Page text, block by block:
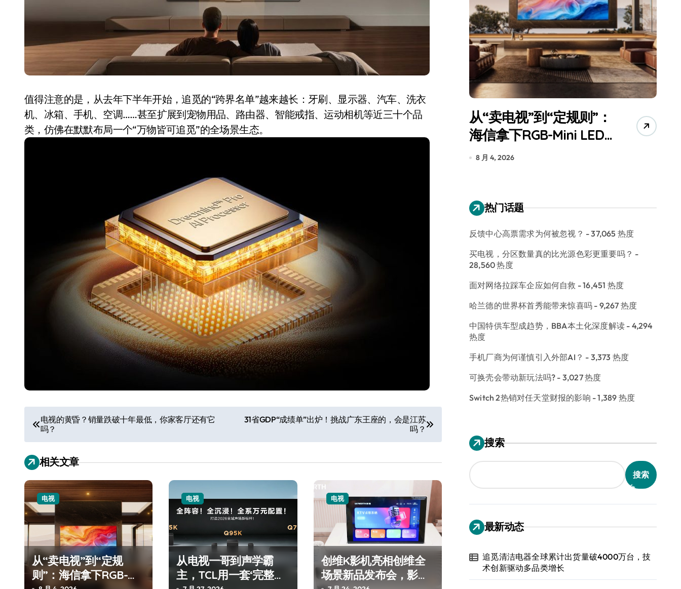
值得注意的是，从去年下半年开始，追觅的“跨界名单”越来越长：牙刷、显示器、汽车、洗衣
机、冰箱、手机、空调……甚至扩展到宠物用品、路由器、智能戒指、运动相机等近三十个品
类，仿佛在默默布局一个“万物皆可追觅”的全场景生态。
文
章
导
航
电视的黄昏？销量跌破十年最低，你家客厅还有它
吗？
31省GDP“成绩单”出炉！挑战广东王座的，会是江苏
吗？
相关文章
电视
从“卖电视”到“定规
则”：海信拿下RGB-
电视
从电视一哥到声学霸
主，TCL用一套‘完整体
电视
创维K影机亮相创维全
场景新品发布会，影音
从电视一哥到声学霸主，
TCL用一套‘完整体系’砸
追觅清洁电器全球累计出
货量破4000万台，技术
从“卖电视”到“定规则”：
海信拿下RGB-Mini LED
全球话语权
8 月 4, 2026
热门话题
反馈中心高票需求为何被忽视？ - 37,065 热度
买电视，分区数量真的比光源色彩更重要吗？ -
28,560 热度
面对网络拉踩车企应如何自救 - 16,451 热度
哈兰德的世界杯首秀能带来惊喜吗 - 9,267 热度
中国特供车型成趋势，BBA本土化深度解读 - 4,294
热度
手机厂商为何谨慎引入外部AI？ - 3,373 热度
可换壳会带动新玩法吗? - 3,027 热度
Switch 2热销对任天堂财报的影响 - 1,389 热度
搜索
搜索
最新动态
追觅清洁电器全球累计出货量破4000万台，技
术创新驱动多品类增长